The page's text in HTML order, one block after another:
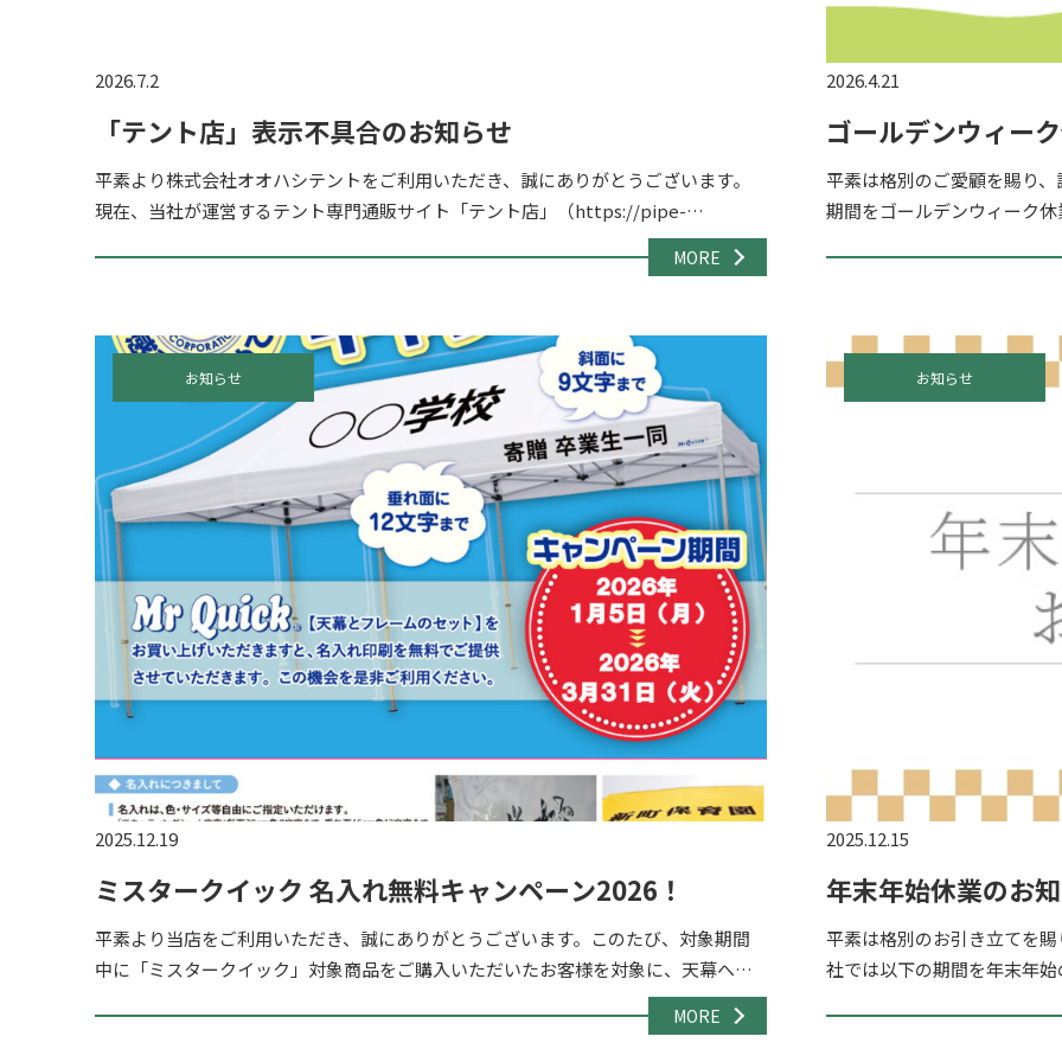
2026.7.2
「テント店」表示不具合のお知らせ
平素より株式会社オオハシテントをご利用いただき、誠にありがとうございます。
現在、当社が運営するテント専門通販サイト「テント店」（https://pipe-
MORE
2026.4.21
ゴールデンウィー
平素は格別のご愛顧を賜り
期間をゴールデンウィーク
2025.12.19
ミスタークイック 名入れ無料キャンペーン2026！
平素より当店をご利用いただき、誠にありがとうございます。このたび、対象期間
中に「ミスタークイック」対象商品をご購入いただいたお客様を対象に、天幕への
名入れが無料となるキャンペーンを実施いたします。 イベント・展示会・販促 […]
お知らせ
MORE
2025.12.15
年末年始休業のお
平素は格別のお引き立てを
社では以下の期間を年末年
お知らせ